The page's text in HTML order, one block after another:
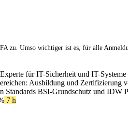
zu. Umso wichtiger ist es, für alle
für IT-Sicherheit und IT-
Ausbildung und
BSI-Grundschutz und IDW
7 h